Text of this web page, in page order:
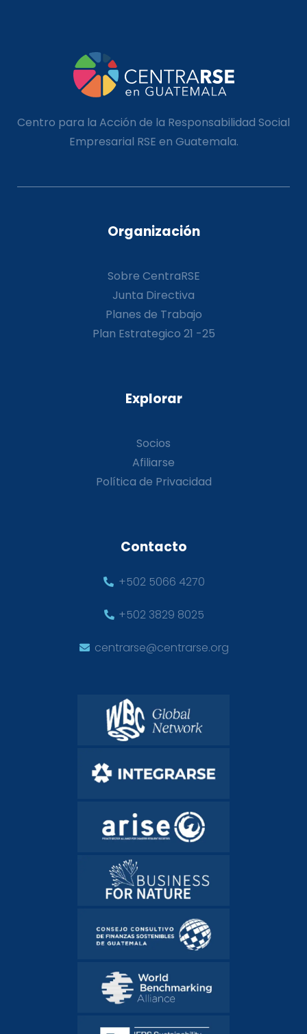
Centro para la Acción de la Responsabilidad Social
Empresarial RSE en Guatemala.
Organización
Sobre CentraRSE
Junta Directiva
Planes de Trabajo
Plan Estrategico 21 -25
Explorar
Socios
Afiliarse
Política de Privacidad
Contacto
+502 5066 4270
+502 3829 8025
centrarse@centrarse.org